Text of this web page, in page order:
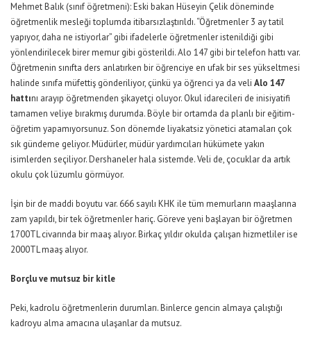
Mehmet Balık (sınıf öğretmeni): Eski bakan Hüseyin Çelik döneminde
öğretmenlik mesleği toplumda itibarsızlaştırıldı. “Öğretmenler 3 ay tatil
yapıyor, daha ne istiyorlar” gibi ifadelerle öğretmenler istenildiği gibi
yönlendirilecek birer memur gibi gösterildi. Alo 147 gibi bir telefon hattı var.
Öğretmenin sınıfta ders anlatırken bir öğrenciye en ufak bir ses yükseltmesi
halinde sınıfa müfettiş gönderiliyor, çünkü ya öğrenci ya da veli Alo 147
hattını arayıp öğretmenden şikayetçi oluyor. Okul idarecileri de inisiyatifi
tamamen veliye bırakmış durumda. Böyle bir ortamda da planlı bir eğitim-
öğretim yapamıyorsunuz. Son dönemde liyakatsiz yönetici atamaları çok
sık gündeme geliyor. Müdürler, müdür yardımcıları hükümete yakın
isimlerden seçiliyor. Dershaneler hala sistemde. Veli de, çocuklar da artık
okulu çok lüzumlu görmüyor.
İşin bir de maddi boyutu var. 666 sayılı KHK ile tüm memurların maaşlarına
zam yapıldı, bir tek öğretmenler hariç. Göreve yeni başlayan bir öğretmen
1700TL civarında bir maaş alıyor. Birkaç yıldır okulda çalışan hizmetliler ise
2000TL maaş alıyor.
Borçlu ve mutsuz bir kitle
Peki, kadrolu öğretmenlerin durumları. Binlerce gencin almaya çalıştığı
kadroyu alma amacına ulaşanlar da mutsuz.